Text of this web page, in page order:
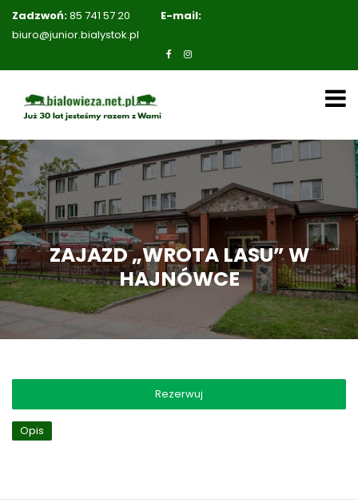
Zadzwoń:85 741 57 20
E-mail:
biuro@junior.bialystok.pl
ZAJAZD „WROTA LASU” W
HAJNÓWCE
Rezerwuj
Opis